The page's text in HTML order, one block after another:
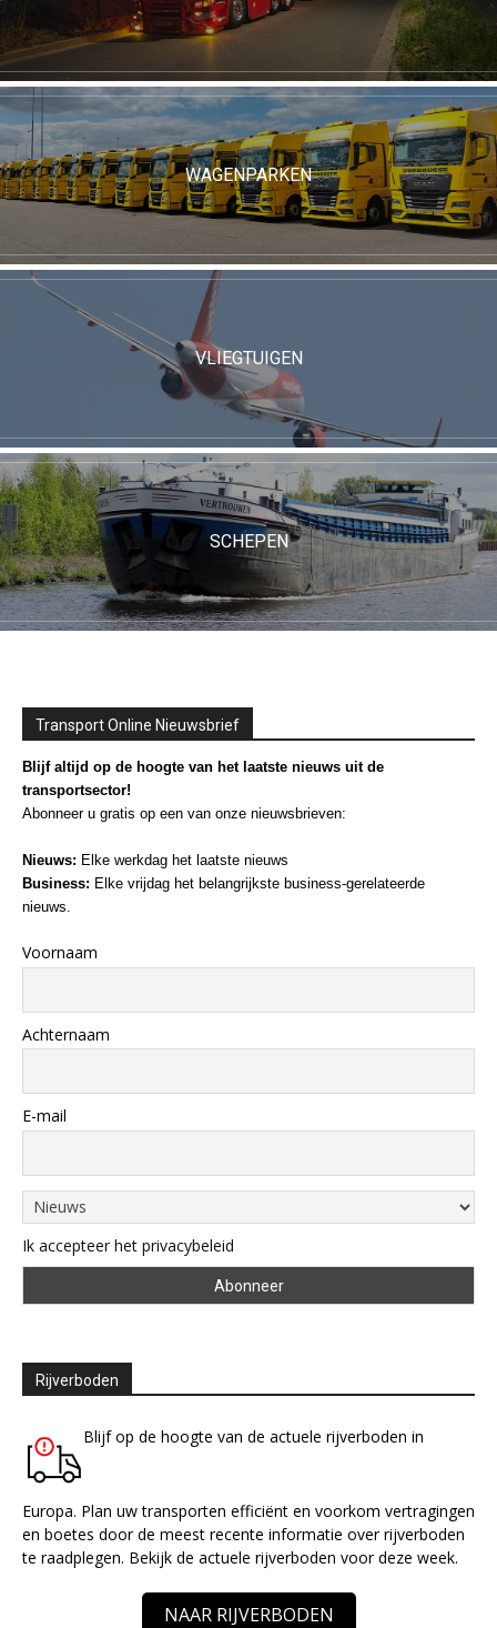
WAGENPARKEN
VLIEGTUIGEN
SCHEPEN
Transport Online Nieuwsbrief
Blijf altijd op de hoogte van het laatste nieuws uit de
transportsector!
Abonneer u gratis op een van onze nieuwsbrieven:
Nieuws: Elke werkdag het laatste nieuws
Business: Elke vrijdag het belangrijkste business-gerelateerde
nieuws.
Voornaam
Achternaam
E-mail
Ik accepteer het privacybeleid
Rijverboden
Blijf op de hoogte van de actuele rijverboden in
Europa. Plan uw transporten efficiënt en voorkom vertragingen
en boetes door de meest recente informatie over rijverboden
te raadplegen. Bekijk de actuele rijverboden voor deze week.
NAAR RIJVERBODEN